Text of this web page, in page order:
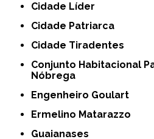
Cidade Líder
Cidade Patriarca
Cidade Tiradentes
Conjunto Habitacional Padre Manoel da
Nóbrega
Engenheiro Goulart
Ermelino Matarazzo
Guaianases